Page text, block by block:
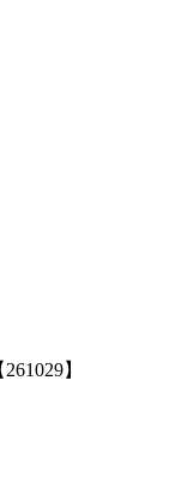
】